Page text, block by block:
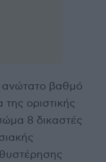
ανώτατο βαθμό
οριστικής
8 δικαστές